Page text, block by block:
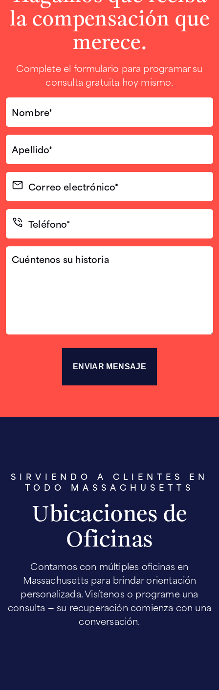
la compensación que
merece.
Complete el formulario para programar su
consulta gratuita hoy mismo.
Nombre*
(Required)
Apellido*
(Required)
Correo
electrónico
(Required)
Teléfono*
(Required)
Cuéntenos
su
SIRVIENDO A CLIENTES EN
TODO MASSACHUSETTS
Ubicaciones de
Oficinas
Contamos con múltiples oficinas en
Massachusetts para brindar orientación
personalizada. Visítenos o programe una
consulta — su recuperación comienza con una
conversación.